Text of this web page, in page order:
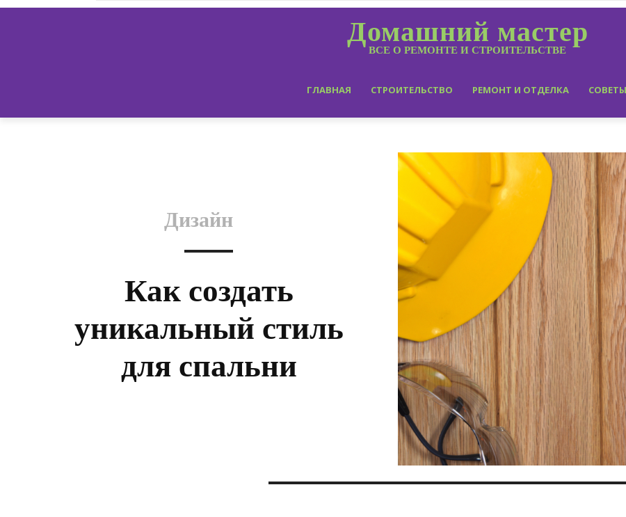
Домашний мастер
ВСЕ О РЕМОНТЕ И СТРОИТЕЛЬСТВЕ
ГЛАВНАЯ СТРОИТЕЛЬСТВО РЕМОНТ И ОТДЕЛКА
Дизайн
Как создать
уникальный стиль
для спальни